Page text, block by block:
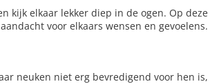
kijk elkaar lekker diep in de ogen. Op deze
voor elkaars wensen en gevoelens.
neuken niet erg bevredigend voor hen is,